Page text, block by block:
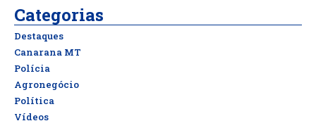
Categorias
Destaques
Canarana MT
Polícia
Agronegócio
Política
Vídeos